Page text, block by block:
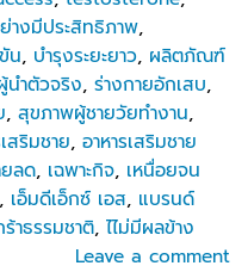
างมีประสิทธิภาพ,
น, บำรุงระยะยาว, ผลิตภัณฑ์
นำตัวจริง, ร่างกายอักเสบ,
, สุขภาพผู้ชายวัยทำงาน,
สริมชาย, อาหารเสริมชาย
ลด, เฉพาะกิจ, เหนื่อยจน
, เอ็มดีเอ็กซ์ เอส, แบรนด์
ร้าธรรมชาติ, ไไม่มีผลข้าง
Leave a comment